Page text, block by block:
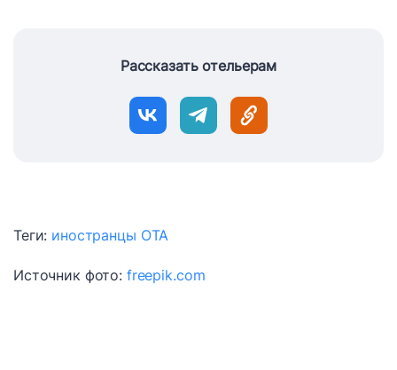
Рассказать отельерам
Теги: иностранцы ОТА
Источник фото: freepik.com